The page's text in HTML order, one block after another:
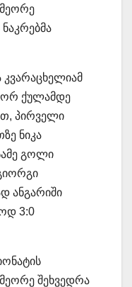
მეორე
კვარაცხელიამ
ორ ქულამდე
პირველი
ნიკა
გოლი
ანგარიში
3:0
მეორე შეხვედრა